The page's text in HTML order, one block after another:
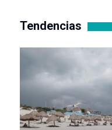
Tendencias